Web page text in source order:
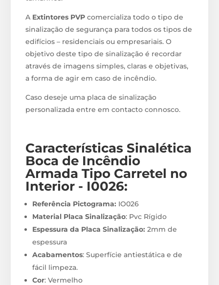
A Extintores PVP comercializa todo o tipo de
sinalização de segurança para todos os tipos de
edifícios – residenciais ou empresariais. O
objetivo deste tipo de sinalização é recordar
através de imagens simples, claras e objetivas,
a forma de agir em caso de incêndio.
Caso deseje uma placa de sinalização
personalizada entre em contacto connosco.
Características Sinalética
Boca de Incêndio
Armada Tipo Carretel no
Interior - I0026:
Referência Pictograma: IO026
Material Placa Sinalização: Pvc Rígido
Espessura da Placa Sinalização: 2mm de
espessura
Acabamentos: Superfície antiestática e de
fácil limpeza.
Cor: Vermelho